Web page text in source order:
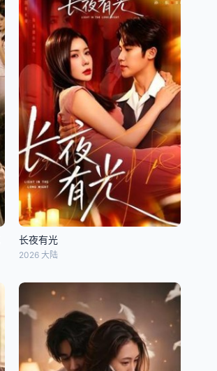
长夜有光
2026 大陆